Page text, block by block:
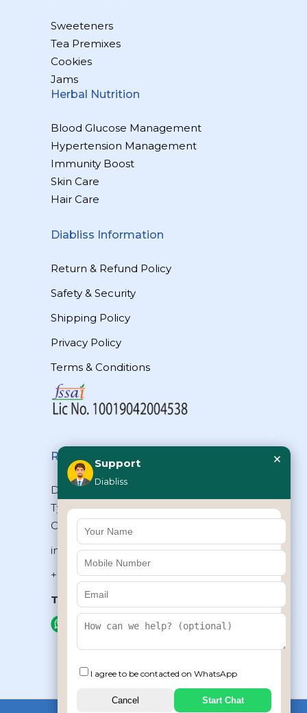
Sweeteners
Tea Premixes
Cookies
Jams
Herbal Nutrition
Blood Glucose Management
Hypertension Management
Immunity Boost
Skin Care
Hair Care
Diabliss Information
Return & Refund Policy
Safety & Security
Shipping Policy
Privacy Policy
Terms & Conditions
Reach Us
Diabliss Consumer Products Pvt Ltd,
Type II/20, Dr.VSI Estate, Thiruvanmiyur,
Chennai – 600041, Tamilnadu, INDIA
info@diabliss.com
+91 44 4853 0303
Toll Free:1800 123 800000
+91 8939853354
Support
Diabliss
×
I agree to be contacted on WhatsApp
Cancel Start Chat